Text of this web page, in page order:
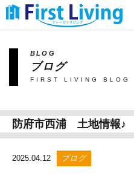
BLOG
ブログ
FIRST LIVING BLOG
防府市西浦 土地情報♪
2025.04.12 ブログ